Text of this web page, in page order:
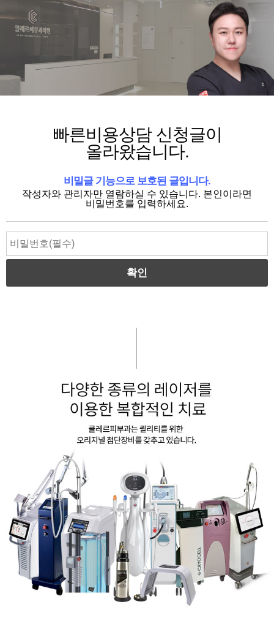
빠른비용상담 신청글이
올라왔습니다.
비밀글 기능으로 보호된 글입니다.
작성자와 관리자만 열람하실 수 있습니다. 본인이라면
비밀번호를 입력하세요.